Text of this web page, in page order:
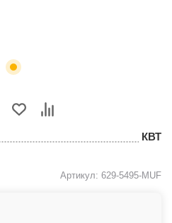
КВТ
Артикул: 629-5495-MUF